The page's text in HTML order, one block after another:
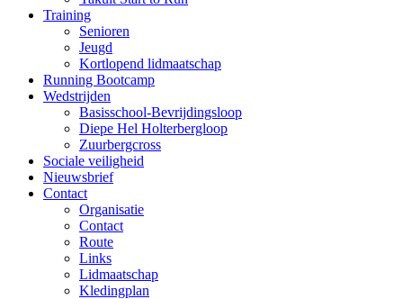
Training
Senioren
Jeugd
Kortlopend lidmaatschap
Running Bootcamp
Wedstrijden
Basisschool-Bevrijdingsloop
Diepe Hel Holterbergloop
Zuurbergcross
Sociale veiligheid
Nieuwsbrief
Contact
Organisatie
Contact
Route
Links
Lidmaatschap
Kledingplan